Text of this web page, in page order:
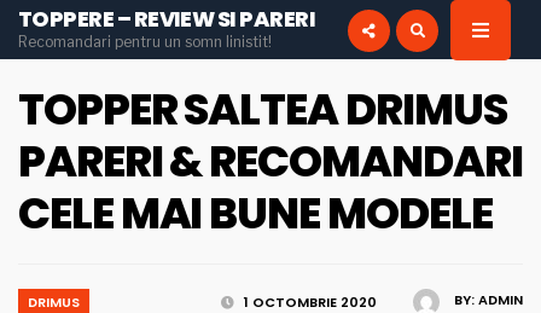
INSTAGRAM PINTEREST
for:
TOPPERE – REVIEW SI PARERI
Recomandari pentru un somn linistit!
TOPPER SALTEA DRIMUS
PARERI & RECOMANDARI
CELE MAI BUNE MODELE
BY:ADMIN
1 OCTOMBRIE 2020
DRIMUS